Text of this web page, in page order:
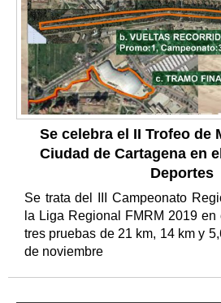
Se celebra el II Trofeo de
Ciudad de Cartagena en
Deportes
Se trata del III Campeonato
la Liga Regional FMRM 2019
tres pruebas de 21 km, 14 km y
de noviembre